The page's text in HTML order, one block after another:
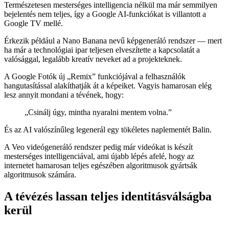
Természetesen mesterséges intelligencia nélkül ma már semmilyen
bejelentés nem teljes, így a Google AI-funkciókat is villantott a
Google TV mellé.
Érkezik például a Nano Banana nevű képgeneráló rendszer — mert
ha már a technológiai ipar teljesen elveszítette a kapcsolatát a
valósággal, legalább kreatív neveket ad a projekteknek.
A Google Fotók új „Remix” funkciójával a felhasználók
hangutasítással alakíthatják át a képeiket. Vagyis hamarosan elég
lesz annyit mondani a tévének, hogy:
„Csinálj úgy, mintha nyaralni mentem volna.”
És az AI valószínűleg legenerál egy tökéletes naplementét Balin.
A Veo videógeneráló rendszer pedig már videókat is készít
mesterséges intelligenciával, ami újabb lépés afelé, hogy az
internetet hamarosan teljes egészében algoritmusok gyártsák
algoritmusok számára.
A tévézés lassan teljes identitásválságba
kerül